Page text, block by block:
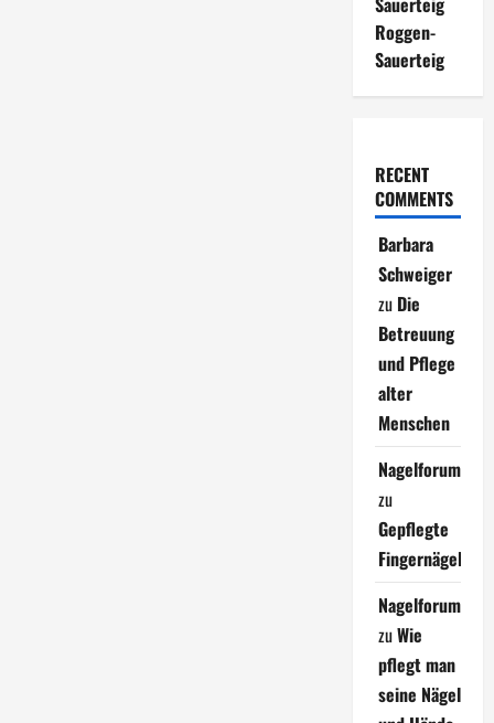
Roggen-
Sauerteig
RECENT
COMMENTS
Barbara
Schweiger
zu Die
Betreuung
und Pflege
alter
Menschen
Nagelforum
zu
Gepflegte
Fingernägel
Nagelforum
zuWie
pflegt man
seine Nägel